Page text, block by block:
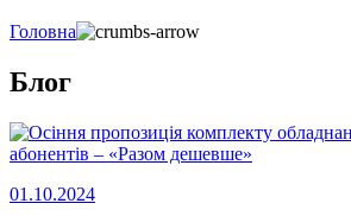
Головна
Блог
01.10.2024